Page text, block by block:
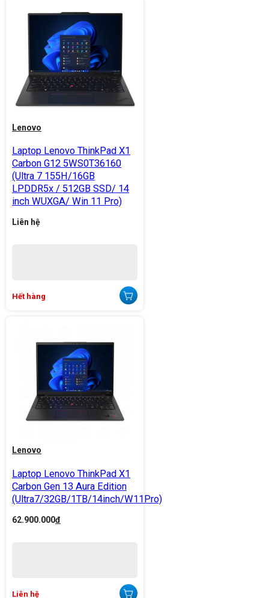
Lenovo
Laptop Lenovo ThinkPad X1
Carbon G12 5WS0T36160
(Ultra 7 155H/16GB
LPDDR5x / 512GB SSD/ 14
inch WUXGA/ Win 11 Pro)
Liên hệ
Hết hàng
Lenovo
Laptop Lenovo ThinkPad X1
Carbon Gen 13 Aura Edition
(Ultra7/32GB/1TB/14inch/W11Pro)
62.900.000đ
Liên hệ